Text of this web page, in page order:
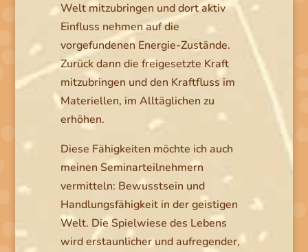
Welt mitzubringen und dort aktiv
Einfluss nehmen auf die
vorgefundenen Energie-Zustände.
Zurück dann die freigesetzte Kraft
mitzubringen und den Kraftfluss im
Materiellen, im Alltäglichen zu
erhöhen.
Diese Fähigkeiten möchte ich auch
meinen Seminarteilnehmern
vermitteln: Bewusstsein und
Handlungsfähigkeit in der geistigen
Welt. Die Spielwiese des Lebens
wird erstaunlicher und aufregender,